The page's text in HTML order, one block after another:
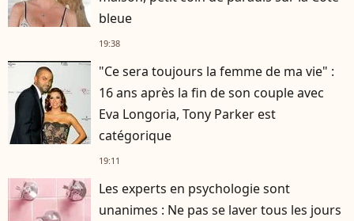
bleue
19:38
"Ce sera toujours la femme de ma vie" :
16 ans après la fin de son couple avec
Eva Longoria, Tony Parker est
catégorique
19:11
Les experts en psychologie sont
unanimes : Ne pas se laver tous les jours